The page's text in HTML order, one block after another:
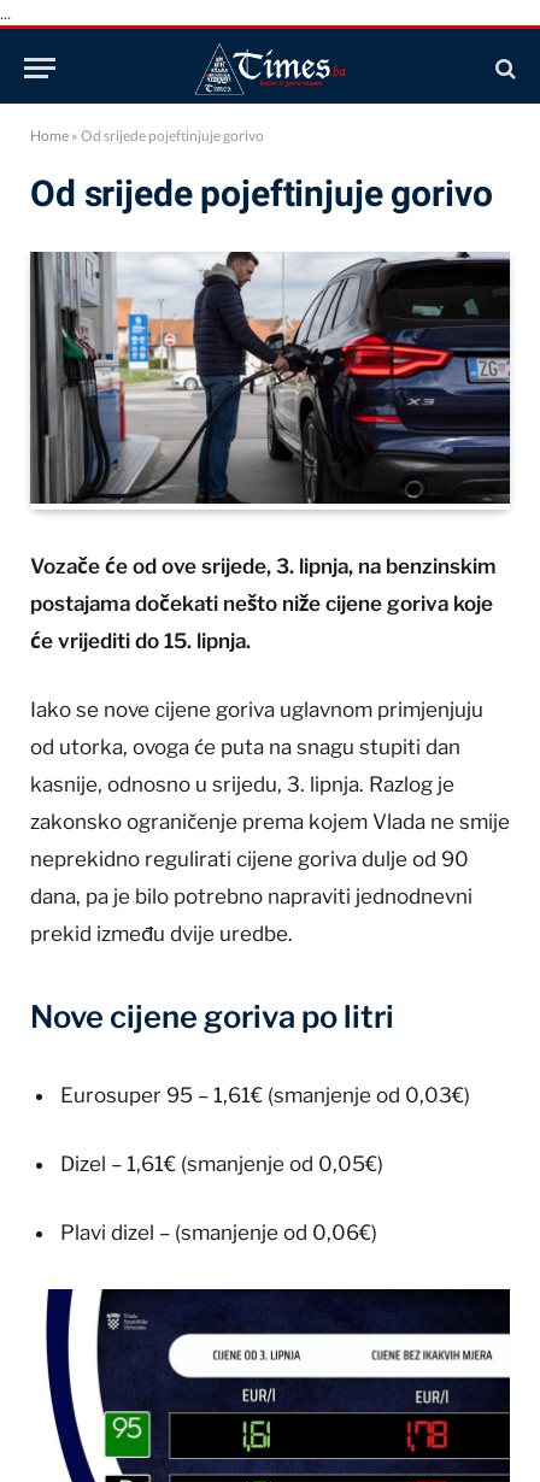
...
Home » Od srijede pojeftinjuje gorivo
Od srijede pojeftinjuje gorivo
Vozače će od ove srijede, 3. lipnja, na benzinskim
postajama dočekati nešto niže cijene goriva koje
će vrijediti do 15. lipnja.
Iako se nove cijene goriva uglavnom primjenjuju
od utorka, ovoga će puta na snagu stupiti dan
kasnije, odnosno u srijedu, 3. lipnja. Razlog je
zakonsko ograničenje prema kojem Vlada ne smije
neprekidno regulirati cijene goriva dulje od 90
dana, pa je bilo potrebno napraviti jednodnevni
prekid između dvije uredbe.
Nove cijene goriva po litri
Eurosuper 95 – 1,61€ (smanjenje od 0,03€)
Dizel – 1,61€ (smanjenje od 0,05€)
Plavi dizel – (smanjenje od 0,06€)